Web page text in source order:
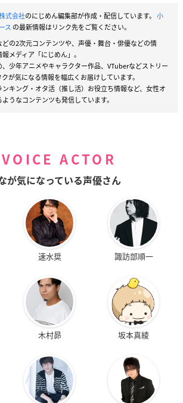
式会社のにじめん編集部が作成・配信しています。 小
ス の最新情報はリンク先をご覧ください。
の2次元コンテンツや、声優・舞台・俳優などの情
メディア「にじめん」。
少年アニメやキャラクター作品、VTuberなどストリー
が気になる情報を幅広くお届けしています。
キング・オタ活（推し活）お役立ち情報など、女性オ
うなコンテンツも発信しています。
VOICE ACTOR
が気になっている声優さん
速水奨 諏訪部順一
木村昴 坂本真綾